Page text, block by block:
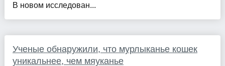
В новом исследован...
Ученые обнаружили, что мурлыканье кошек
уникальнее, чем мяуканье